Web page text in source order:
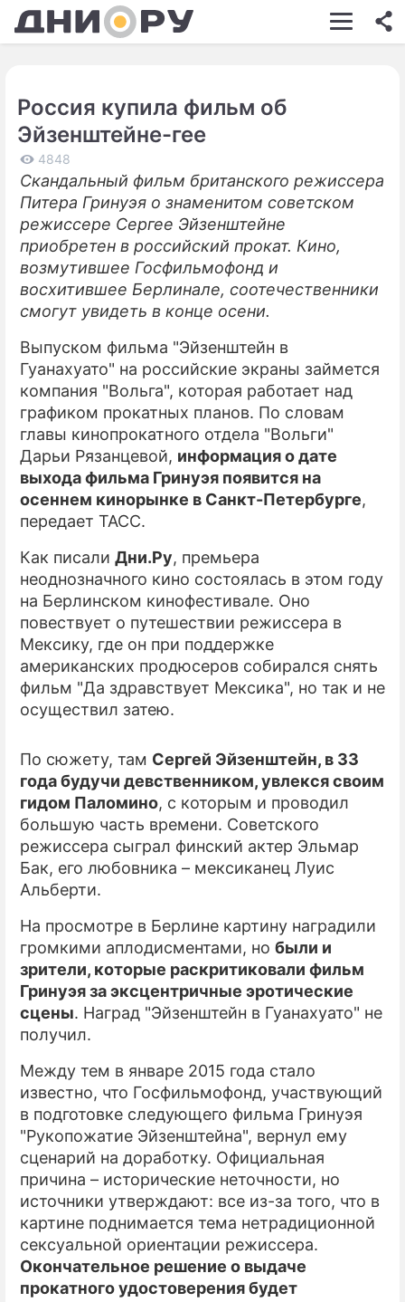
ШОУ-БИЗНЕС
КИНО
ЗДОРОВЬЕ
ЭКОНОМИКА
ПРОИСШЕСТВИЯ
СОННИК
СЕРИАЛЫ
ИГРЫ
ПРЕСС-РЕЛИЗЫ
О ПРОЕКТЕ
Россия купила фильм об
Эйзенштейне-гее
4848
Скандальный фильм британского режиссера
Питера Гринуэя о знаменитом советском
режиссере Сергее Эйзенштейне
приобретен в российский прокат. Кино,
возмутившее Госфильмофонд и
восхитившее Берлинале, соотечественники
смогут увидеть в конце осени.
Выпуском фильма "Эйзенштейн в
Гуанахуато" на российские экраны займется
компания "Вольга", которая работает над
графиком прокатных планов. По словам
главы кинопрокатного отдела "Вольги"
Дарьи Рязанцевой, информация о дате
выхода фильма Гринуэя появится на
осеннем кинорынке в Санкт-Петербурге,
передает ТАСС.
Как писали Дни.Ру, премьера
неоднозначного кино состоялась в этом году
на Берлинском кинофестивале. Оно
повествует о путешествии режиссера в
Мексику, где он при поддержке
американских продюсеров собирался снять
фильм "Да здравствует Мексика", но так и не
осуществил затею.
По сюжету, там Сергей Эйзенштейн, в 33
года будучи девственником, увлекся своим
гидом Паломино, с которым и проводил
большую часть времени. Советского
режиссера сыграл финский актер Эльмар
Бак, его любовника – мексиканец Луис
Альберти.
На просмотре в Берлине картину наградили
громкими аплодисментами, но были и
зрители, которые раскритиковали фильм
Гринуэя за эксцентричные эротические
сцены. Наград "Эйзенштейн в Гуанахуато" не
получил.
Между тем в январе 2015 года стало
известно, что Госфильмофонд, участвующий
в подготовке следующего фильма Гринуэя
"Рукопожатие Эйзенштейна", вернул ему
сценарий на доработку. Официальная
причина – исторические неточности, но
источники утверждают: все из-за того, что в
картине поднимается тема нетрадиционной
сексуальной ориентации режиссера.
Окончательное решение о выдаче
прокатного удостоверения будет